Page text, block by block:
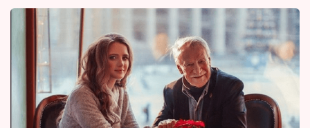
Seriály
Horoskopy
Sledujte prima+
Filmový festival Karlovy Vary